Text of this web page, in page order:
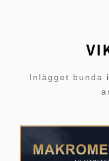
Inlägget bunda